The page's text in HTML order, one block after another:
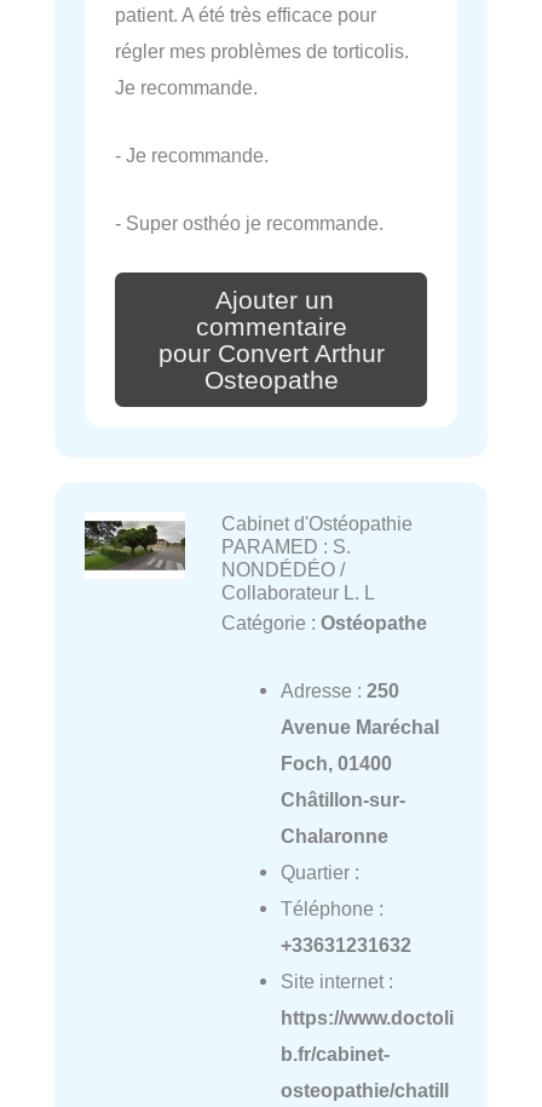
patient. A été très efficace pour
régler mes problèmes de torticolis.
Je recommande.
- Je recommande.
- Super osthéo je recommande.
Ajouter un
commentaire
pour Convert Arthur
Osteopathe
Cabinet d'Ostéopathie
PARAMED : S.
NONDÉDÉO /
Collaborateur L. L
Catégorie : Ostéopathe
Adresse : 250
Avenue Maréchal
Foch, 01400
Châtillon-sur-
Chalaronne
Quartier :
Téléphone :
+33631231632
Site internet :
https://www.doctoli
b.fr/cabinet-
osteopathie/chatill